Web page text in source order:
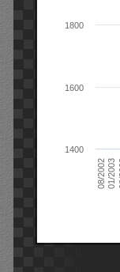
08/200201/2003
1400
1600
1800